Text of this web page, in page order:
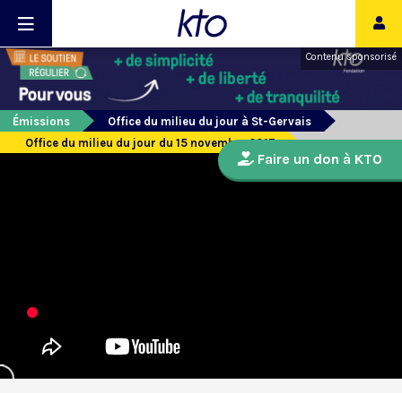
Contenu sponsorisé
Émissions
Office du milieu du jour à St-Gervais
Office du milieu du jour du 15 novembre 2017
Faire un don à KTO